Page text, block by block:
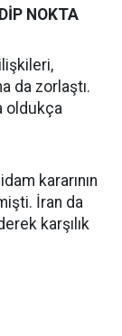
NOKTA
da zorlaştı.
oldukça
kararının
İran da
karşılık